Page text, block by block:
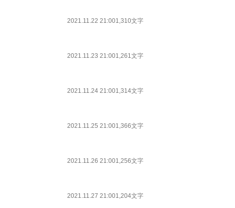
2021.11.22 21:001,310文字
2021.11.23 21:001,261文字
2021.11.24 21:001,314文字
2021.11.25 21:001,366文字
2021.11.26 21:001,256文字
2021.11.27 21:001,204文字